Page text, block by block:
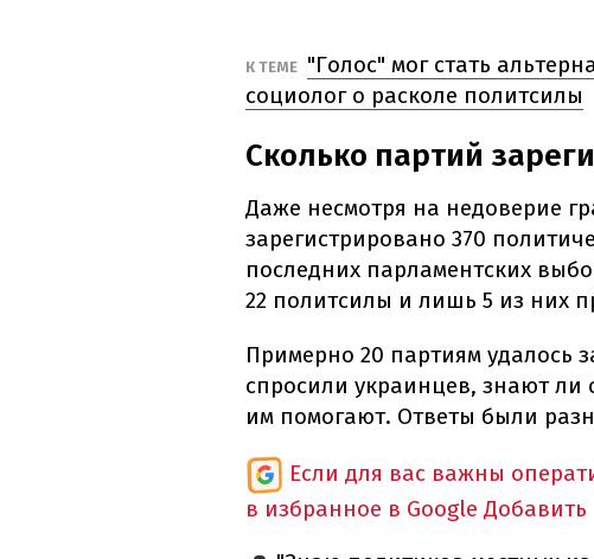
К ТЕМЕ "Голос" мог стать
социолог о расколе политсилы
Сколько партий
Даже несмотря на недоверие
зарегистрировано 370
последних парламентских
22 политсилы и лишь 5 из них
Примерно 20 партиям удалось
спросили украинцев, знают ли
им помогают. Ответы были
Если для вас важны
в избранное в Google Добавить